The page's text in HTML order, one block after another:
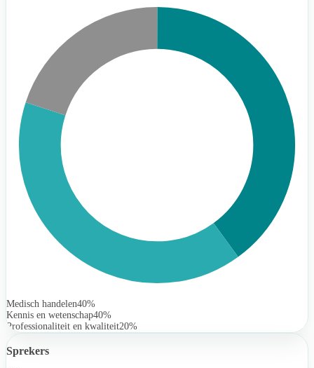
Medisch handelen40%
Kennis en wetenschap40%
Professionaliteit en kwaliteit20%
Sprekers